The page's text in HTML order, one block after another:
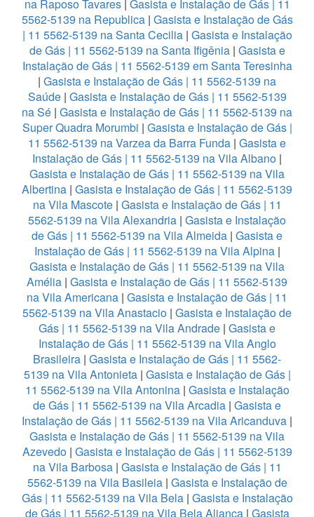
na Raposo Tavares| Gasista e Instalação de Gás | 11
5562-5139 na Republica| Gasista e Instalação de Gás
| 11 5562-5139 na Santa Cecilia| Gasista e Instalação
de Gás | 11 5562-5139 na Santa Ifigênia | Gasista e
Instalação de Gás | 11 5562-5139 em Santa Teresinha
| Gasista e Instalação de Gás | 11 5562-5139 na
Saúde| Gasista e Instalação de Gás | 11 5562-5139
na Sé | Gasista e Instalação de Gás | 11 5562-5139 na
Super Quadra Morumbi | Gasista e Instalação de Gás |
11 5562-5139 na Varzea da Barra Funda | Gasista e
Instalação de Gás | 11 5562-5139 na Vila Albano |
Gasista e Instalação de Gás | 11 5562-5139 na Vila
Albertina | Gasista e Instalação de Gás | 11 5562-5139
na Vila Mascote| Gasista e Instalação de Gás | 11
5562-5139 na Vila Alexandria | Gasista e Instalação
de Gás | 11 5562-5139 na Vila Almeida | Gasista e
Instalação de Gás | 11 5562-5139 na Vila Alpina |
Gasista e Instalação de Gás | 11 5562-5139 na Vila
Amélia | Gasista e Instalação de Gás | 11 5562-5139
na Vila Americana | Gasista e Instalação de Gás | 11
5562-5139 na Vila Anastacio | Gasista e Instalação de
Gás | 11 5562-5139 na Vila Andrade | Gasista e
Instalação de Gás | 11 5562-5139 na Vila Anglo
Brasileira | Gasista e Instalação de Gás | 11 5562-
5139 na Vila Antonieta| Gasista e Instalação de Gás |
11 5562-5139 na Vila Antonina| Gasista e Instalação
de Gás | 11 5562-5139 na Vila Arcadia | Gasista e
Instalação de Gás | 11 5562-5139 na Vila Aricanduva |
Gasista e Instalação de Gás | 11 5562-5139 na Vila
Azevedo| Gasista e Instalação de Gás | 11 5562-5139
na Vila Barbosa| Gasista e Instalação de Gás | 11
5562-5139 na Vila Basileia| Gasista e Instalação de
Gás | 11 5562-5139 na Vila Bela| Gasista e Instalação
de Gás | 11 5562-5139 na Vila Bela Aliança| Gasista